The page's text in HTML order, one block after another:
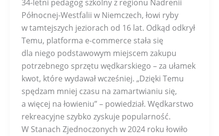
34-letni pedagog szkolny z regionu Nadrenii
Północnej-Westfalii w Niemczech, łowi ryby
w tamtejszych jeziorach od 16 lat. Odkąd odkrył
Temu, platforma e-commerce stała się
dla niego podstawowym miejscem zakupu
potrzebnego sprzętu wędkarskiego – za ułamek
kwot, które wydawał wcześniej. „Dzięki Temu
spędzam mniej czasu na zamartwianiu się,
a więcej na łowieniu” – powiedział. Wędkarstwo
rekreacyjne szybko zyskuje popularność.
W Stanach Zjednoczonych w 2024 roku łowiło